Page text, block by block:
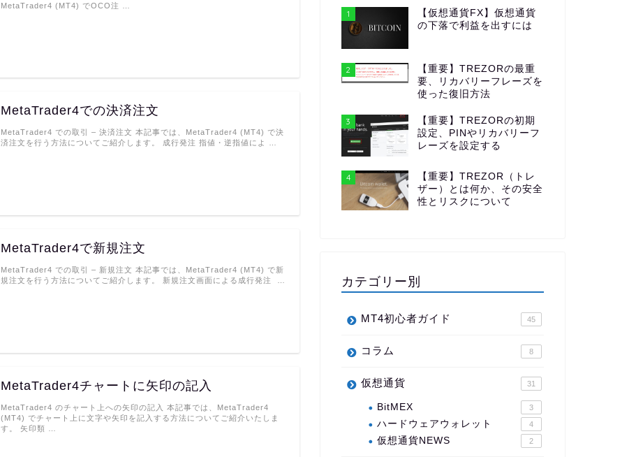
MetaTrader4 (MT4) でOCO注 …
MetaTrader4での決済注文
MetaTrader4 での取引 – 決済注文 本記事では、MetaTrader4 (MT4) で決
済注文を行う方法についてご紹介します。 成行発注 指値・逆指値によ …
MetaTrader4で新規注文
MetaTrader4 での取引 – 新規注文 本記事では、MetaTrader4 (MT4) で新
規注文を行う方法についてご紹介します。 新規注文画面による成行発注 …
MetaTrader4チャートに矢印の記入
MetaTrader4 のチャート上への矢印の記入 本記事では、MetaTrader4
(MT4) でチャート上に文字や矢印を記入する方法についてご紹介いたしま
す。 矢印類 …
1
【仮想通貨FX】仮想通貨
の下落で利益を出すには
2
【重要】TREZORの最重
要、リカバリーフレーズを
使った復旧方法
3
【重要】TREZORの初期
設定、PINやリカバリーフ
レーズを設定する
4
【重要】TREZOR（トレ
ザー）とは何か、その安全
性とリスクについて
カテゴリー別
MT4初心者ガイド 45
コラム 8
仮想通貨 31
BitMEX 3
ハードウェアウォレット 4
仮想通貨NEWS 2